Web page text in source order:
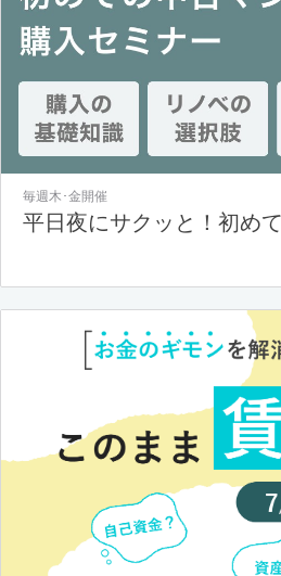
毎週木･金開催
平日夜にサクッと！初め